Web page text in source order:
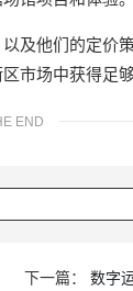
及他们的定价
市场中获得足够
END
下一篇： 数字